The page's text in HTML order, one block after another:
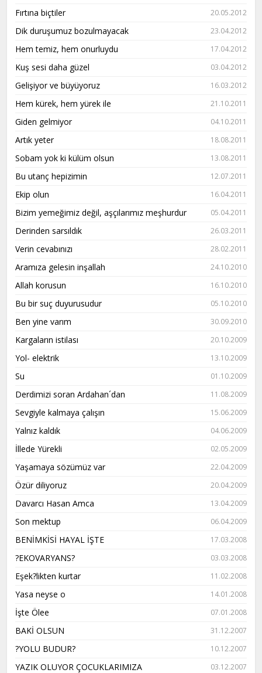
Fırtına biçtiler 20.05.2012
Dik duruşumuz bozulmayacak 23.04.2012
Hem temiz, hem onurluydu 17.04.2012
Kuş sesi daha güzel 03.04.2012
Gelişiyor ve büyüyoruz 16.03.2012
Hem kürek, hem yürek ile 21.10.2011
Giden gelmiyor 04.10.2011
Artık yeter 18.08.2011
Sobam yok ki külüm olsun 13.08.2011
Bu utanç hepizimin 12.07.2011
Ekip olun 16.04.2011
Bizim yemeğimiz değil, aşçılarımız meşhurdur 05.04.2011
Derinden sarsıldık 26.03.2011
Verin cevabınızı 28.02.2011
Aramıza gelesin inşallah 24.10.2010
Allah korusun 16.10.2010
Bu bir suç duyurusudur 05.10.2010
Ben yine varım 30.09.2010
Kargaların istilası 20.10.2009
Yol- elektrik 13.10.2009
Su 01.10.2009
Derdimizi soran Ardahan´dan 11.08.2009
Sevgiyle kalmaya çalışın 15.06.2009
Yalnız kaldık 04.06.2009
İllede Yürekli 02.05.2009
Yaşamaya sözümüz var 22.04.2009
Özür diliyoruz 20.04.2009
Davarcı Hasan Amca 13.04.2009
Son mektup 06.04.2009
BENİMKİSİ HAYAL İŞTE 17.03.2008
?EKOVARYANS? 03.03.2008
Eşek?likten kurtar 11.02.2008
Yasa neyse o 14.01.2008
İşte Ölee 07.01.2008
BAKİ OLSUN 31.12.2007
?YOLU BUDUR? 10.12.2007
YAZIK OLUYOR ÇOCUKLARIMIZA 03.12.2007